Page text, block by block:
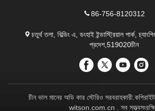
86-756-8120312
চতুর্থ তলা, বিল্ডিং এ, ডংহাই ইন্ডাস্ট্রিয়াল পার্ক,
প্রদেশ,519020চীন
চীন ভাল মানের অডি কার স্টেরিও
witson.com.cn . সব